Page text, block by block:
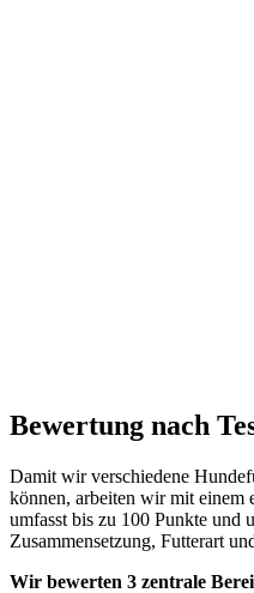
Bewertung nach
Damit wir verschiedene
können, arbeiten wir mit einem
umfasst bis zu 100 Punkte und
Zusammensetzung, Futterart
Wir bewerten 3 zentrale